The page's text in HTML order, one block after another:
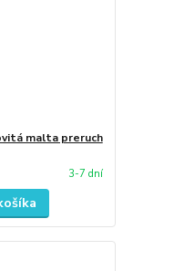
malta preruch
3-7 dní